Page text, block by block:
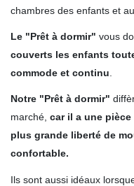
chambres des enfants et
Le "Prêt à dormir" vous
couverts les enfants
commode et continu
Notre "Prêt à dormir"
marché, car il a une
plus grande liberté de
confortable.
Ils sont aussi idéaux